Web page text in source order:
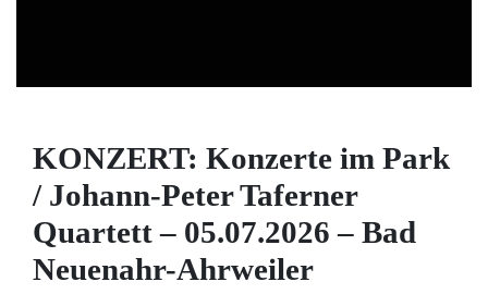
KONZERT: Konzerte im Park
/ Johann-Peter Taferner
Quartett – 05.07.2026 – Bad
Neuenahr-Ahrweiler